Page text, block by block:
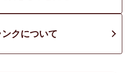
ンクについて